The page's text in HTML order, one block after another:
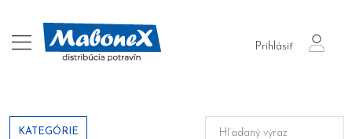
Prihlásiť
login
KATEGÓRIE